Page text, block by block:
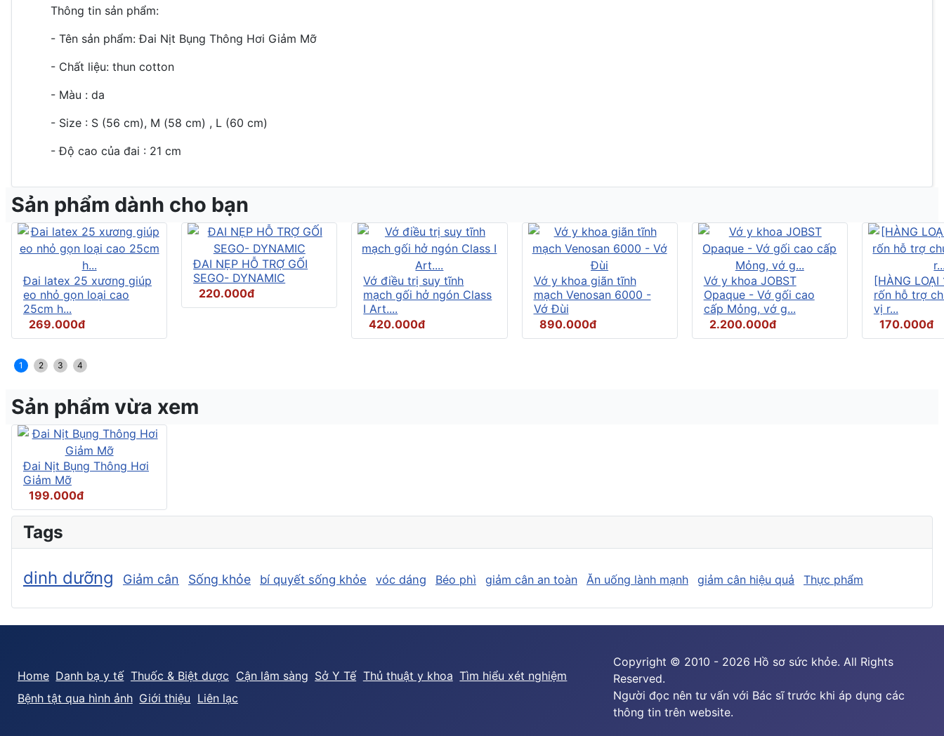
Thông tin sản phẩm:
- Tên sản phẩm: Đai Nịt Bụng Thông Hơi Giảm Mỡ
- Chất liệu: thun cotton
- Màu : da
- Size : S (56 cm), M (58 cm) , L (60 cm)
- Độ cao của đai : 21 cm
Sản phẩm dành cho bạn
Đai latex 25 xương giúp
eo nhỏ gọn loại cao
25cm h...
269.000đ
ĐAI NẸP HỖ TRỢ GỐI
SEGO- DYNAMIC
220.000đ
Vớ điều trị suy tĩnh
mạch gối hở ngón Class
I Art....
420.000đ
Vớ y khoa giãn tĩnh
mạch Venosan 6000 -
Vớ Đùi
890.000đ
Vớ y khoa JOBST
Opaque - Vớ gối cao
cấp Mỏng, vớ g...
2.200.000đ
[HÀNG
rốn hỗ trợ
vị r...
170.000đ
1 2 3 4
Sản phẩm vừa xem
Đai Nịt Bụng Thông Hơi
Giảm Mỡ
199.000đ
Tags
dinh dưỡng Giảm cân Sống khỏe bí quyết sống khỏe vóc dáng Béo phì giảm cân an toàn Ăn uống lành mạnh giảm cân hiệu quả Thực phẩm
Home Danh bạ y tế Thuốc & Biệt dược Cận lâm sàng Sở Y Tế Thủ thuật y khoa Tìm hiểu xét nghiệm
Bệnh tật qua hình ảnh Giới thiệu Liên lạc
Copyright © 2010 - 2026 Hồ sơ sức khỏe. All Rights
Reserved.
Người đọc nên tư vấn với Bác sĩ trước khi áp dụng các
thông tin trên website.